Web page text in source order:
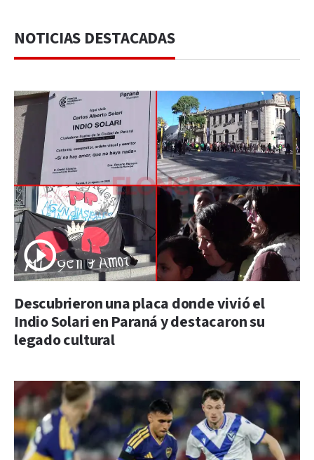
NOTICIAS DESTACADAS
Descubrieron una placa donde vivió el
Indio Solari en Paraná y destacaron su
legado cultural